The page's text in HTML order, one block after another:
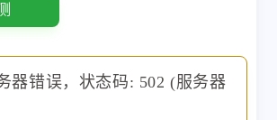
器错误，状态码: 502 (服务器